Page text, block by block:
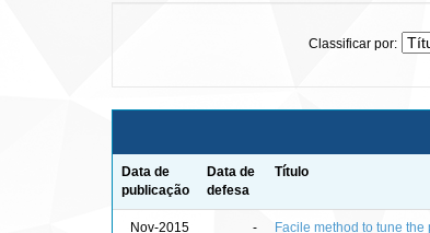
Classificar por:
Data de
publicação
Data de
defesa
Título
Nov-2015 -
Facile method to tune the